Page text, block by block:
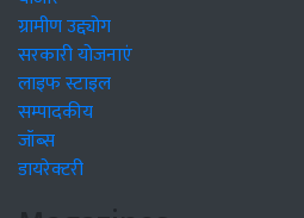
ग्रामीण उद्द्योग
सरकारी योजनाएं
लाइफ स्टाइल
सम्पादकीय
जॉब्स
डायरेक्टरी